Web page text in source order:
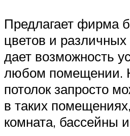
Предлагает фирма
цветов и
дает возможность
любом помещении.
потолок запросто
в таких
комната, бассейны